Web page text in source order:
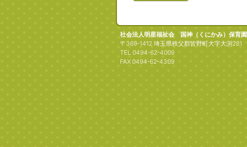
社会法人明星福祉会 国神（くにかみ）保育園
〒369-1412 埼玉県秩父郡皆野町大字大渕281
TEL 0494-62-4009
FAX 0494-62-4309